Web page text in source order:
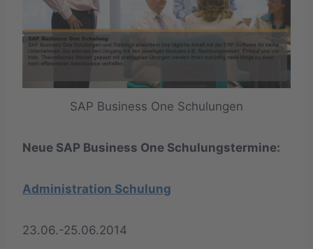
SAP Business One Schulungen
Neue SAP Business One Schulungstermine:
Administration Schulung
23.06.-25.06.2014